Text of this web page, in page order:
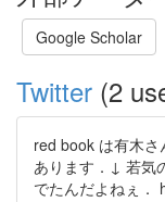
Google Scholar
Twitter (2
red book は有木
あります．↓ 若気
でたんだよねぇ．